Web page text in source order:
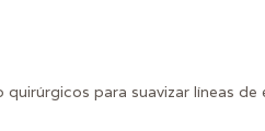
para suavizar líneas